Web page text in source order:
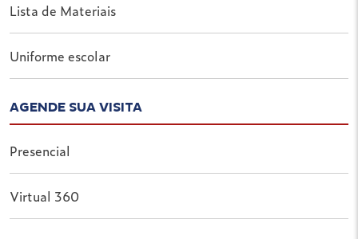
Lista de Materiais
Uniforme escolar
AGENDE SUA VISITA
Presencial
Virtual 360